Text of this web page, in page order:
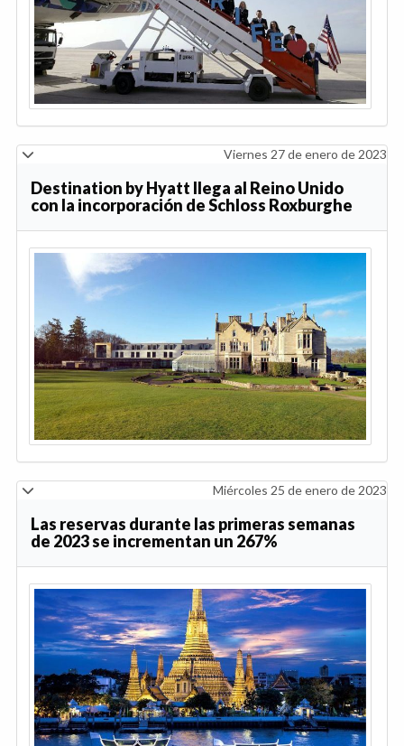
Viernes 27 de enero de 2023
Destination by Hyatt llega al Reino Unido
con la incorporación de Schloss Roxburghe
Miércoles 25 de enero de 2023
Las reservas durante las primeras semanas
de 2023 se incrementan un 267%